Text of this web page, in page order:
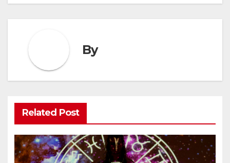
By
Related Post